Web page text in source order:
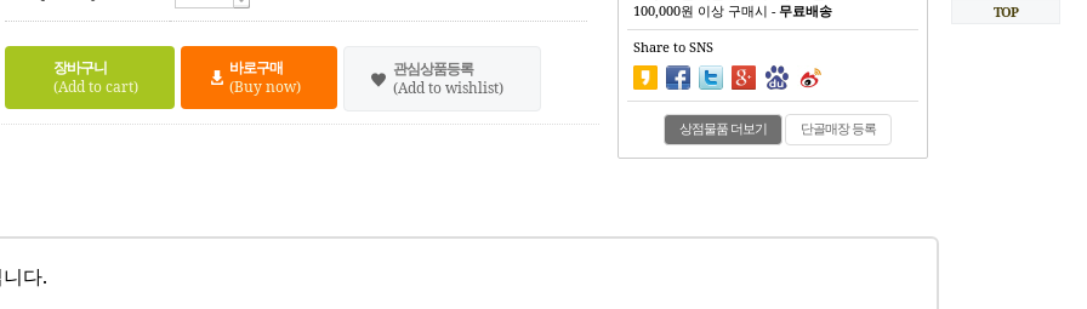
장바구니
(Add to cart)
바로구매
(Buy now)
관심상품등록
(Add to wishlist)
100,000원 이상 구매시 -무료배송
Share to SNS
상점물품 더보기 단골매장 등록
다.
TOP